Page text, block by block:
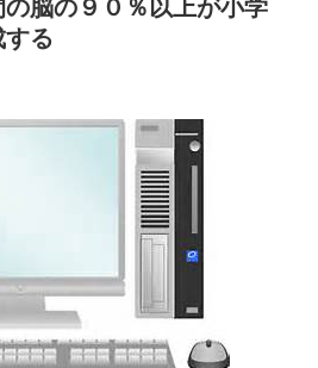
の脳の９０％以上が小学
る